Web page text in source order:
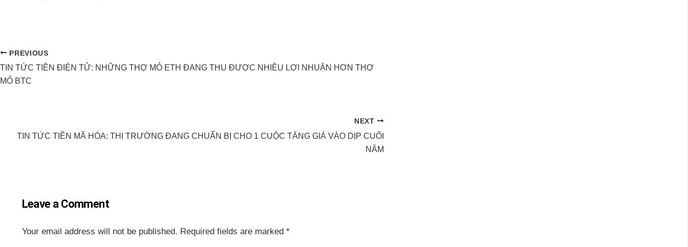
PREVIOUS
TIN TỨC TIỀN ĐIỆN TỬ: NHỮNG THỢ MỎ ETH ĐANG THU ĐƯỢC NHIỀU LỢI NHUẬN HƠN THỢ
MỎ BTC
NEXT
TIN TỨC TIỀN MÃ HÓA: THỊ TRƯỜNG ĐANG CHUẨN BỊ CHO 1 CUỘC TĂNG GIÁ VÀO DỊP CUỐI
NĂM
Leave a Comment
Your email address will not be published. Required fields are marked *